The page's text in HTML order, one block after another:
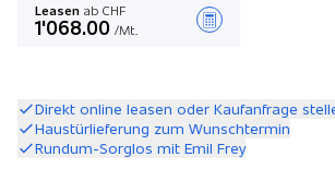
Leasen ab CHF
1'068.00 /Mt.
Direkt online leasen oder Kaufanfrage
Haustürlieferung zum Wunschtermin
Rundum-Sorglos mit Emil Frey